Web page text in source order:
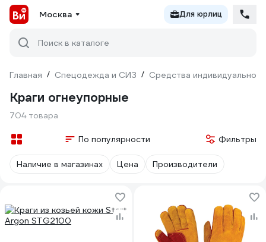
Москва Для юрлиц
Поиск в каталоге
Главная / Спецодежда и СИЗ / Средства индивидуальной
Краги огнеупорные
704 товара
По популярности Фильтры
Наличие в магазинах Цена Производители